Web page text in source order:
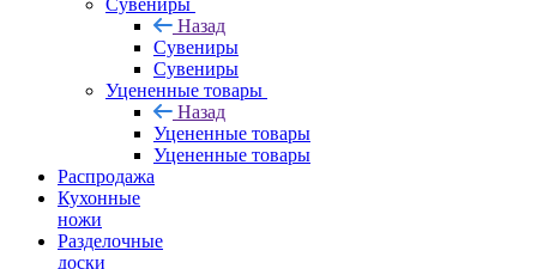
Сувениры
Назад
Сувениры
Сувениры
Уцененные товары
Назад
Уцененные товары
Уцененные товары
Распродажа
Кухонные
ножи
Разделочные
доски